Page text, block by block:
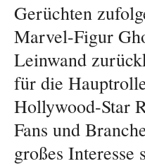
Gerüchten
Marvel-Figur
Leinwand
für die
Hollywood-Star
Fans und
großes Interesse